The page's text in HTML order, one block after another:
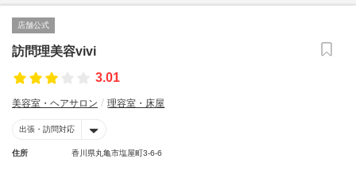
店舗公式
訪問理美容vivi
3.01
美容室・ヘアサロン 理容室・床屋
出張・訪問対応
住所 香川県丸亀市塩屋町3-6-6